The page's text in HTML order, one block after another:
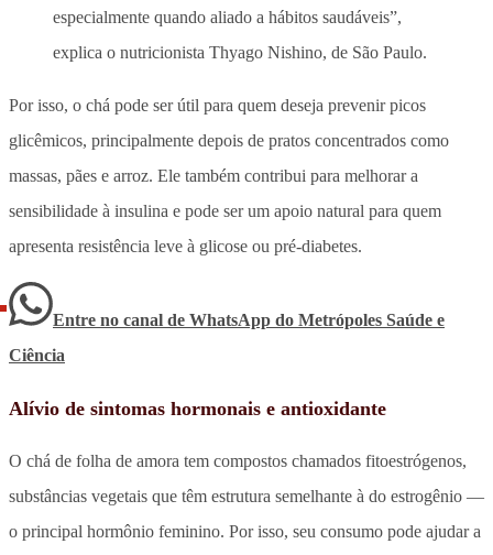
especialmente quando aliado a hábitos saudáveis”,
explica o nutricionista Thyago Nishino, de São Paulo.
Por isso, o chá pode ser útil para quem deseja prevenir picos
glicêmicos, principalmente depois de pratos concentrados como
massas, pães e arroz. Ele também contribui para melhorar a
sensibilidade à insulina e pode ser um apoio natural para quem
apresenta resistência leve à glicose ou pré-diabetes.
Entre no canal de WhatsApp do Metrópoles Saúde e
Ciência
Alívio de sintomas hormonais e antioxidante
O chá de folha de amora tem compostos chamados fitoestrógenos,
substâncias vegetais que têm estrutura semelhante à do estrogênio —
o principal hormônio feminino. Por isso, seu consumo pode ajudar a